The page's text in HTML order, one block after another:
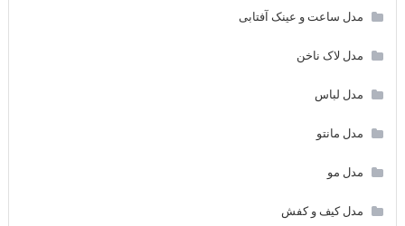
مدل ساعت و عینک آفتابی
مدل لاک ناخن
مدل لباس
مدل مانتو
مدل مو
مدل کیف و کفش